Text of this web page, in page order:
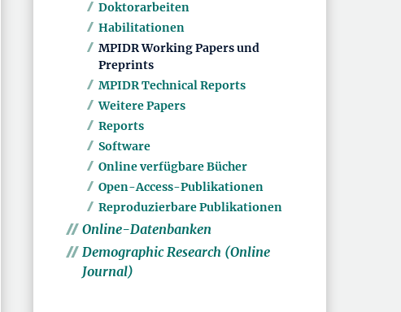
Doktorarbeiten
Habilitationen
MPIDR Working Papers und
Preprints
MPIDR Technical Reports
Weitere Papers
Reports
Software
Online verfügbare Bücher
Open-Access-Publikationen
Reproduzierbare Publikationen
Online-Datenbanken
Demographic Research (Online
Journal)